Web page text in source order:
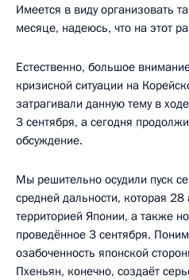
Имеется в виду организовать
месяце, надеюсь, что на этот
Естественно, большое
кризисной ситуации на
затрагивали данную тему в
3 сентября, а сегодня
обсуждение.
Мы решительно осудили пуск
средней дальности, которая 28
территорией Японии, а также
проведённое 3 сентября.
озабоченность японской
Пхеньян, конечно, создаёт